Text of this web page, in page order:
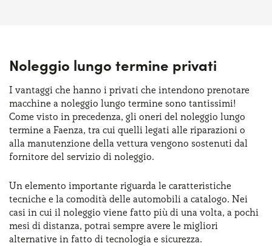
Noleggio lungo termine privati
I vantaggi che hanno i privati che intendono prenotare
macchine a noleggio lungo termine sono tantissimi!
Come visto in precedenza, gli oneri del noleggio lungo
termine a Faenza, tra cui quelli legati alle riparazioni o
alla manutenzione della vettura vengono sostenuti dal
fornitore del servizio di noleggio.
Un elemento importante riguarda le caratteristiche
tecniche e la comodità delle automobili a catalogo. Nei
casi in cui il noleggio viene fatto più di una volta, a pochi
mesi di distanza, potrai sempre avere le migliori
alternative in fatto di tecnologia e sicurezza.